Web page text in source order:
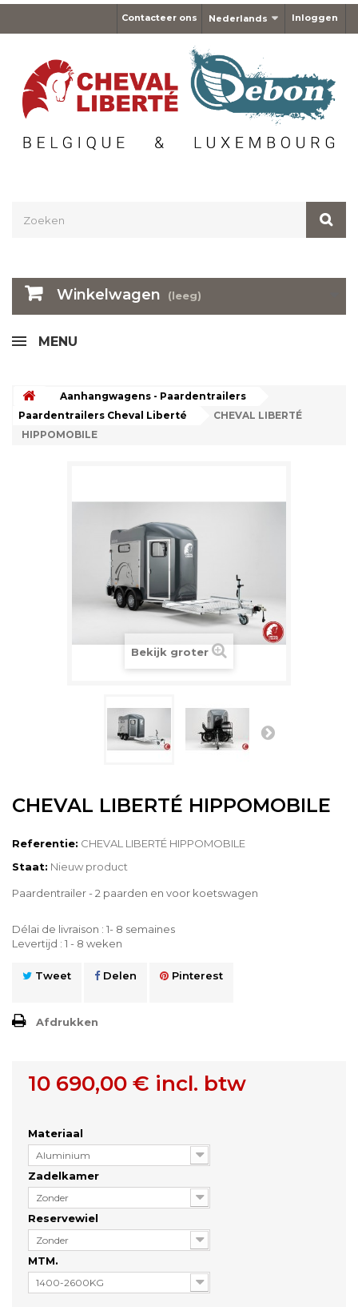
Inloggen
Nederlands
Contacteer ons
Winkelwagen (leeg)
MENU
Aanhangwagens - Paardentrailers
Paardentrailers Cheval Liberté
CHEVAL LIBERTÉ
HIPPOMOBILE
Bekijk groter
CHEVAL LIBERTÉ HIPPOMOBILE
Referentie: CHEVAL LIBERTÉ HIPPOMOBILE
Staat: Nieuw product
Paardentrailer - 2 paarden en voor koetswagen
Délai de livraison : 1- 8 semaines
Levertijd : 1 - 8 weken
Tweet Delen Pinterest
Afdrukken
10 690,00 € incl. btw
Materiaal
Aluminium
Zadelkamer
Zonder
Reservewiel
Zonder
MTM.
1400-2600KG